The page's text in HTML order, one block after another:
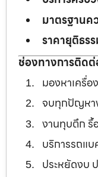
มาตรฐาน
ราคายุติธรร
ช่องทางการติดต่
มองหาเครื่
จบทุกปัญหา
งานทุบตึก รื้
บริการรถแ
ประหยัดงบ